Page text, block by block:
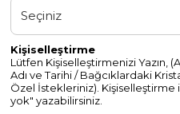
Kişiselleştirme
Lütfen Kişiselleştirmenizi Yazın,
Adı ve Tarihi / Bağcıklardaki
Özel İstekleriniz). Kişiselleştirme
yok" yazabilirsiniz.